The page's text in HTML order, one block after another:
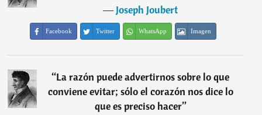
―Joseph Joubert
Facebook Twitter WhatsApp Imagen
“La razón puede advertirnos sobre lo que
conviene evitar; sólo el corazón nos dice lo
que es preciso hacer”